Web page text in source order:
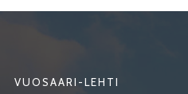
VUOSAARI-LEHTI